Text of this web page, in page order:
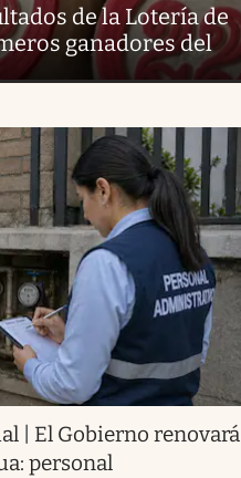
de la Lotería de
ganadores del
| El Gobierno renovará
personal